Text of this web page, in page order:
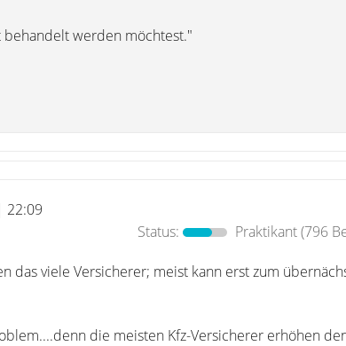
werden möchtest."
22:09
Status:
Praktikant(796
das viele Versicherer; meist kann erst zum
die meisten Kfz-Versicherer erhöhen